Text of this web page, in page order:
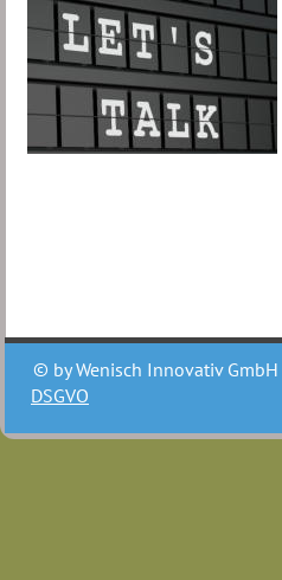
© by Wenisch Innovativ GmbH
DSGVO